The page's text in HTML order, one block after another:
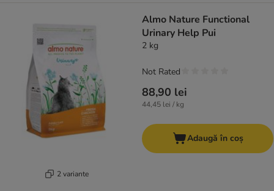
2 variante
Almo Nature Functional
Urinary Help Pui
2 kg
88,90 lei
44,45 lei / kg
Not Rated
Adaugă în coș